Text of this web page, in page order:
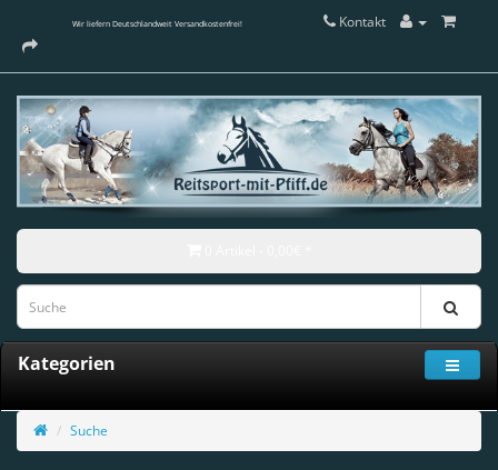
Wir liefern Deutschlandweit Versandkostenfrei! Kontakt
Kategorien
Suche